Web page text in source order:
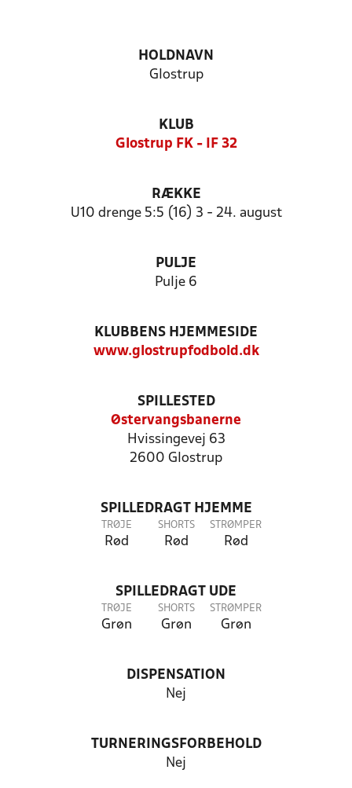
HOLDNAVN
Glostrup
KLUB
Glostrup FK - IF 32
RÆKKE
U10 drenge 5:5 (16) 3 - 24. august
PULJE
Pulje 6
KLUBBENS HJEMMESIDE
www.glostrupfodbold.dk
SPILLESTED
Østervangsbanerne
Hvissingevej 63
2600 Glostrup
SPILLEDRAGT HJEMME
TRØJE
Rød
SHORTS
Rød
STRØMPER
Rød
SPILLEDRAGT UDE
TRØJE
Grøn
SHORTS
Grøn
STRØMPER
Grøn
DISPENSATION
Nej
TURNERINGSFORBEHOLD
Nej